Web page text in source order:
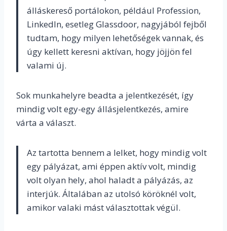
álláskereső portálokon, például Profession,
LinkedIn, esetleg Glassdoor, nagyjából fejből
tudtam, hogy milyen lehetőségek vannak, és
úgy kellett keresni aktívan, hogy jöjjön fel
valami új.
Sok munkahelyre beadta a jelentkezését, így
mindig volt egy-egy állásjelentkezés, amire
várta a választ.
Az tartotta bennem a lelket, hogy mindig volt
egy pályázat, ami éppen aktív volt, mindig
volt olyan hely, ahol haladt a pályázás, az
interjúk. Általában az utolsó köröknél volt,
amikor valaki mást választottak végül.